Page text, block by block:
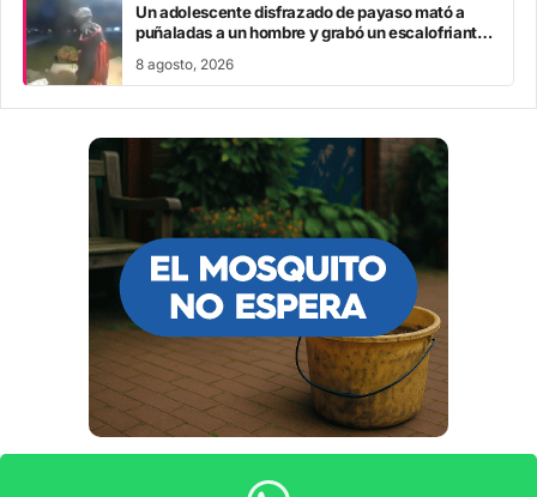
Un adolescente disfrazado de payaso mató a
puñaladas a un hombre y grabó un escalofriante
8 agosto, 2026